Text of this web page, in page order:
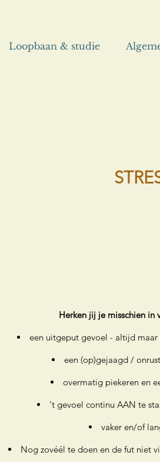
Loopbaan & studie
Herken jij je misschien in
een uitgeput gevoel - altijd maar
een (op)gejaagd /
overmatig piekeren en
't gevoel continu AAN te
vaker en/of
Nog zovéél te doen en de fut niet